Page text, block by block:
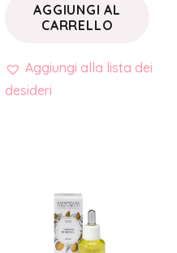
AGGIUNGI AL
CARRELLO
Aggiungi alla lista dei
desideri